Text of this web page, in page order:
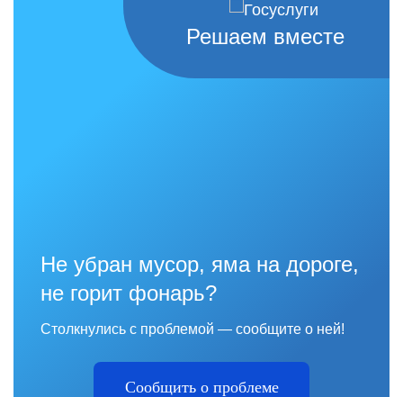
Решаем вместе
Не убран мусор, яма на дороге,
не горит фонарь?
Столкнулись с проблемой — сообщите о ней!
Сообщить о проблеме